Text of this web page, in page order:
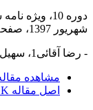
شهریور 1397، صفحه
- رضا آقائی1، سهیل باقریان زکریا*2،هادی صابری بدر2
مشاهده
اصل مقاله